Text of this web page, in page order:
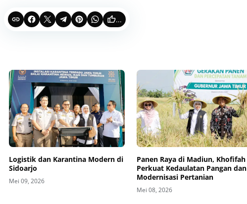
...
Logistik dan Karantina Modern di
Sidoarjo
Mei 09, 2026
Panen Raya di Madiun, Khofifah
Perkuat Kedaulatan Pangan dan
Modernisasi Pertanian
Mei 08, 2026